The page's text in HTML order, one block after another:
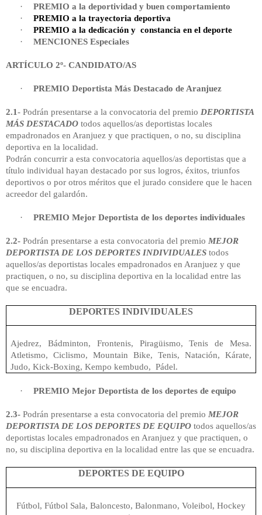
·
PREMIO a la deportividad y buen comportamiento
·
PREMIO a la trayectoria deportiva
·
PREMIO a la dedicación y constancia en el deporte
·
MENCIONES Especiales
ARTÍCULO 2º- CANDIDATO/AS
· PREMIO Deportista Más Destacado de Aranjuez
2.1- Podrán presentarse a la convocatoria del premio DEPORTISTA
MÁS DESTACADO todos aquellos/as deportistas locales
empadronados en Aranjuez y que practiquen, o no, su disciplina
deportiva en la localidad.
Podrán concurrir a esta convocatoria aquellos/as deportistas que a
título individual hayan destacado por sus logros, éxitos, triunfos
deportivos o por otros méritos que el jurado considere que le hacen
acreedor del galardón.
· PREMIO Mejor Deportista de los deportes individuales
2.2- Podrán presentarse a esta convocatoria del premio MEJOR
DEPORTISTA DE LOS DEPORTES INDIVIDUALES todos
aquellos/as deportistas locales empadronados en Aranjuez y que
practiquen, o no, su disciplina deportiva en la localidad entre las
que se encuadra.
DEPORTES INDIVIDUALES
Ajedrez, Bádminton, Frontenis, Piragüismo, Tenis de Mesa.
Atletismo, Ciclismo, Mountain Bike, Tenis, Natación, Kárate,
Judo, Kick-Boxing, Kempo kembudo, Pádel.
· PREMIO Mejor Deportista de los deportes de equipo
2.3- Podrán presentarse a esta convocatoria del premio MEJOR
DEPORTISTA DE LOS DEPORTES DE EQUIPO todos aquellos/as
deportistas locales empadronados en Aranjuez y que practiquen, o
no, su disciplina deportiva en la localidad entre las que se encuadra.
DEPORTES DE EQUIPO
Fútbol, Fútbol Sala, Baloncesto, Balonmano, Voleibol, Hockey